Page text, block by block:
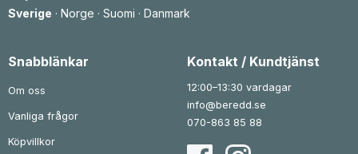
Sverige · Norge · Suomi · Danmark
Snabblänkar
Om oss
Vanliga frågor
Köpvillkor
Kontakt / Kundtjänst
12:00–13:30 vardagar
info@beredd.se
070-863 85 88